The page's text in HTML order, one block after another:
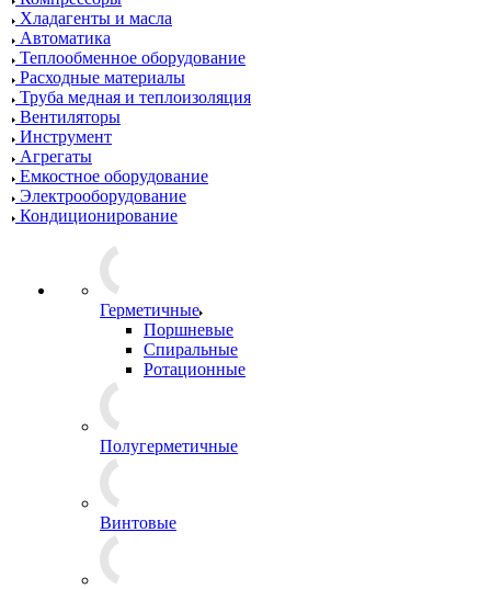
Хладагенты и масла
Автоматика
Теплообменное оборудование
Расходные материалы
Труба медная и теплоизоляция
Вентиляторы
Инструмент
Агрегаты
Емкостное оборудование
Электрооборудование
Кондиционирование
Герметичные
Поршневые
Спиральные
Ротационные
Полугерметичные
Винтовые